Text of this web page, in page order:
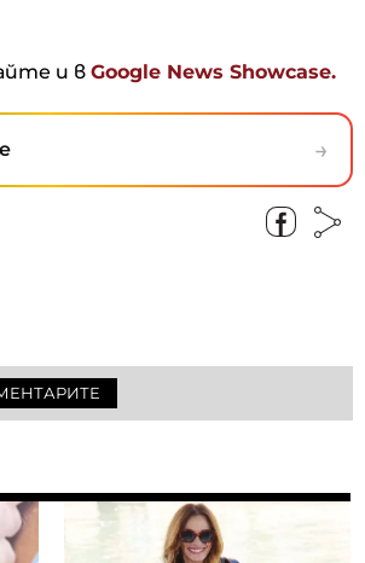
и в Google News Showcase.
→
Германски стартъп разработва
Фед трябва да започне да се
S&P 500 записа нов рекорд в
Ормузкия проток
Кадър на деня за 7 август